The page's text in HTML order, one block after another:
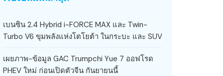
เบนซิน 2.4 Hybrid i-FORCE MAX และ Twin-
Turbo V6 ขุมพลังแห่งโตโยต้า ในกระบะ และ SUV
เผยภาพ-ข้อมูล GAC Trumpchi Yue 7 ออฟโรด
PHEV ใหม่ ก่อนเปิดตัวจีน กันยายนนี้